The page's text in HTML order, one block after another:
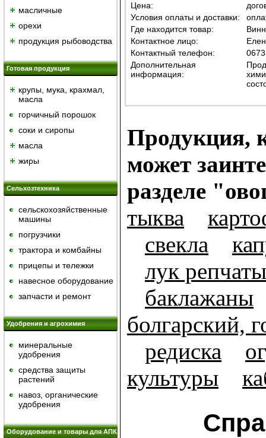
масличные
орехи
продукция рыбоводства
Готовая продукция
крупы, мука, крахмал,
масла
горчичный порошок
cоки и сиропы
масла
жиры
Сельхозтехника
сельскохозяйственные
машины
погрузчики
трактора и комбайны
прицепы и тележки
навесное оборудование
запчасти и ремонт
Удобрения и агрохимия
минеральные
удобрения
средства защиты
растений
навоз, органические
удобрения
Оборудование и товары для АПК
Цена:
Условия оплаты и доставки:
Где находится товар:
Контактное лицо:
Контактный телефон:
Дополнительная
информация:
Продукция,
может
разделе
тыква
свекла
лук
баклажаны
болгарский,
редиска
культуры